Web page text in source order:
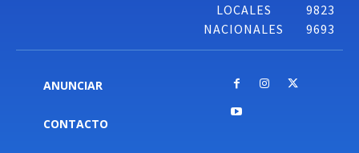
LOCALES
9823
NACIONALES
9693
ANUNCIAR
CONTACTO